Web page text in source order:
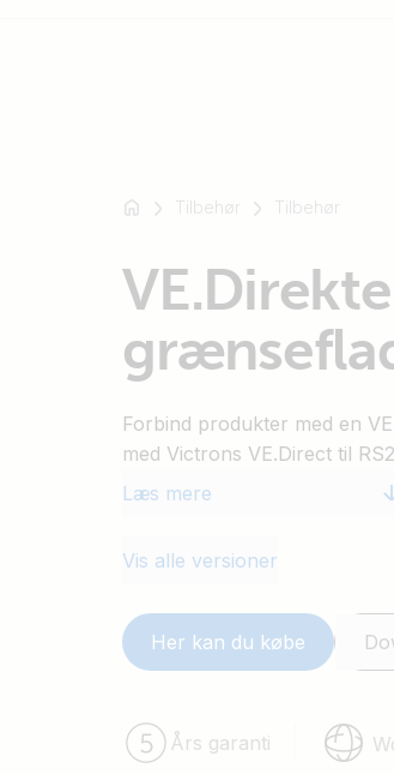
Tilbehør Tilbehør
Forbind produkter med en
med Victrons VE.Direct til
Læs mere
Vis alle versioner
Her kan du købe
Års garanti